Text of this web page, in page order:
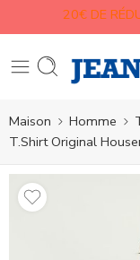
20€ DE
Maison Homme
T.Shirt Original